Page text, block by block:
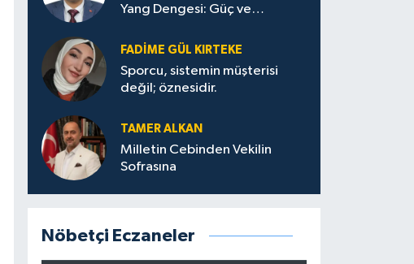
Yang Dengesi: Güç ve
FADIME GÜL KIRTEKE
Sporcu, sistemin müşterisi
değil; öznesidir.
TAMER ALKAN
Milletin Cebinden Vekilin
Sofrasına
Nöbetçi Eczaneler